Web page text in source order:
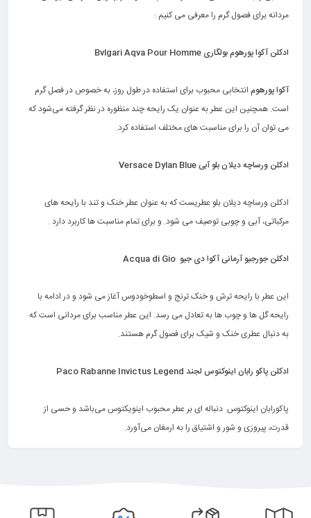
مردانه برای فصول گرم را معرفی می کنیم :
ادکلن آکوا پورهوم بولگاری Bvlgari Aqva Pour Homme
آکوا پورهوم انتخابی محبوب برای استفاده در طول روز، به خصوص در فصل گرم
است. همچنین این عطر به عنوان یک رایحه چند منظوره در نظر گرفته می‌شود که
می توان آن را برای مناسبت های مختلف استفاده کرد.
ادکلن ورساچه دیلان بلو آبی Versace Dylan Blue
ادکلن ورساچه دیلان بلو عطریست که به عنوان عطر خنک و تند با رایحه های
مرکباتی، آبی و چوبی توصیف می شود. و برای تمام مناسبت ها کاربرد دارد .
ادکلن جورجیو آرمانی آکوا دی جیو Acqua di Gio
این عطر با رایحه ترش و خنک ترنج و اسطوخودوس آغاز می شود و در ادامه با
رایحه گل ها و چوب ها به تعادل می رسد. این عطر مناسب برای مردانی است که
به دنبال عطری خنک و شیک برای فصول گرم هستند.
ادکلن پاکو رابان اینوکتوس لجند Paco Rabanne Invictus Legend
پاکورابان اینوکتوس دنباله ‌ای بر عطر محبوب اینویکتوس می‌باشد و حسی از
قدرت، پیروزی و شور و اشتیاق را به ارمغان می‌آورد.